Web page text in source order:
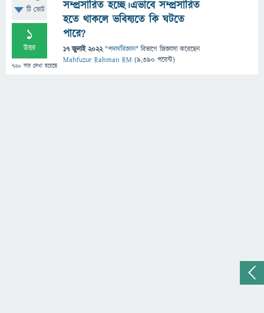
টি ভোট
1
উত্তর
720 বার দেখা হয়েছে
সম্প্রসারিত হচ্ছে।এভাবে সম্প্রসারিত
হতে থাকলে ভবিষ্যতে কি ঘটতে
পারে?
17 জুলাই 2022 "পদার্থবিজ্ঞান" বিভাগে জিজ্ঞাসাকরেছেন
Mahfuzur Rahman RM (9,390 পয়েন্ট)